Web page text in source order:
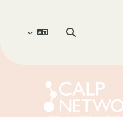
تبديل إدخال البحث